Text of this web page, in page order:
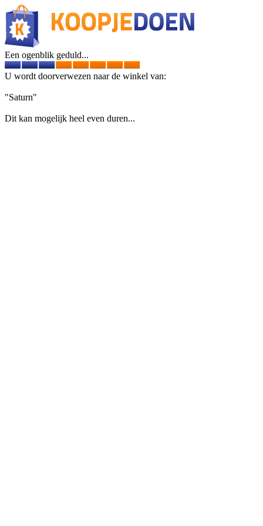
Een ogenblik geduld...
U wordt doorverwezen naar de winkel van:
"Saturn"
Dit kan mogelijk heel even duren...